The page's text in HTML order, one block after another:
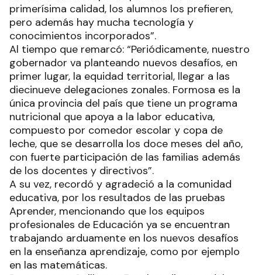
primerísima calidad, los alumnos los prefieren,
pero además hay mucha tecnología y
conocimientos incorporados”.
Al tiempo que remarcó: “Periódicamente, nuestro
gobernador va planteando nuevos desafíos, en
primer lugar, la equidad territorial, llegar a las
diecinueve delegaciones zonales. Formosa es la
única provincia del país que tiene un programa
nutricional que apoya a la labor educativa,
compuesto por comedor escolar y copa de
leche, que se desarrolla los doce meses del año,
con fuerte participación de las familias además
de los docentes y directivos”.
A su vez, recordó y agradeció a la comunidad
educativa, por los resultados de las pruebas
Aprender, mencionando que los equipos
profesionales de Educación ya se encuentran
trabajando arduamente en los nuevos desafíos
en la enseñanza aprendizaje, como por ejemplo
en las matemáticas.